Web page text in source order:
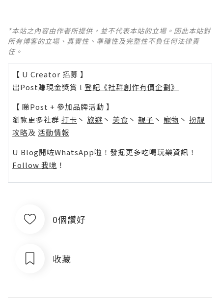
*本站之內容由作者所提供，並不代表本站的立場。因此本站對
所有博客的立場、真實性、準確性及完整性不負任何法律責
任。
【 U Creator 招募 】
出Post賺現金獎賞 l 登記《社群創作有價企劃》
【 睇Post + 參加品牌活動 】
瀏覽更多社群 打卡 丶 旅遊 丶 美食 丶 親子 丶 寵物 丶 扮靚
攻略及 活動情報
U Blog開咗WhatsApp啦！發掘更多吃喝玩樂資訊！
Follow 我哋 ！
0個讚好
收藏